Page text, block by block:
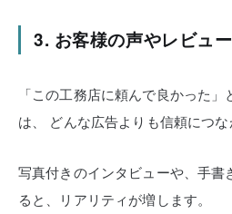
3. お客様の声やレビュー
「この工務店に頼んで良かった
は、
どんな広告よりも信頼につな
写真付きのインタビューや、手書
ると、リアリティが増します。